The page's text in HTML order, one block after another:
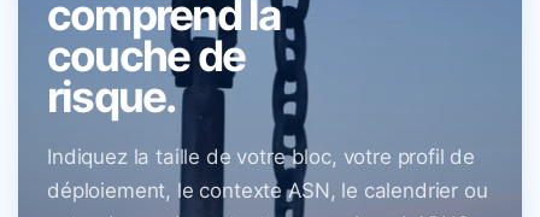
comprend la
couche de
risque.
Indiquez la taille de votre bloc, votre profil de
déploiement, le contexte ASN, le calendrier ou